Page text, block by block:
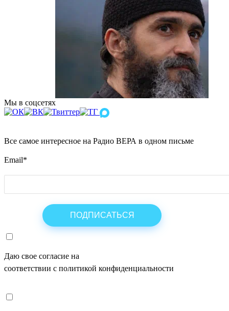
Мы в соцсетях
Все самое интересное на Радио ВЕРА в одном письме
Email*
Даю свое согласие на
соответствии с политикой конфиденциальности